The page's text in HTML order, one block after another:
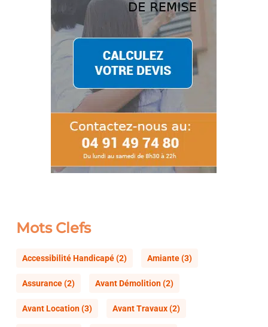
Mots Clefs
Accessibilité Handicapé(2) Amiante(3)
Assurance(2) Avant Démolition(2)
Avant Location(3) Avant Travaux(2)